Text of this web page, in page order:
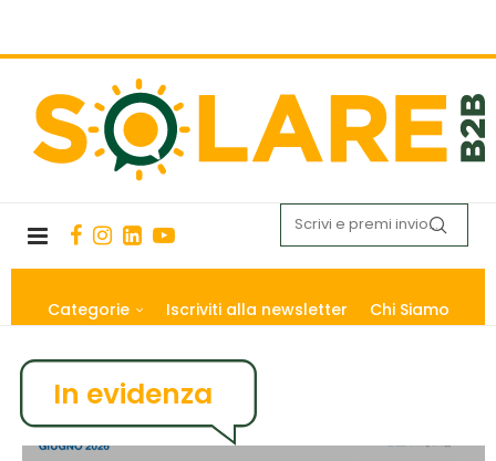
Categorie Iscriviti alla newsletter Chi Siamo
In evidenza